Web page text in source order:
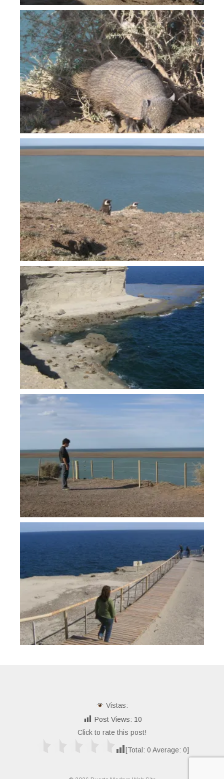
Vistas:
Post Views: 10
Click to rate this post!
[Total: 0 Average: 0]